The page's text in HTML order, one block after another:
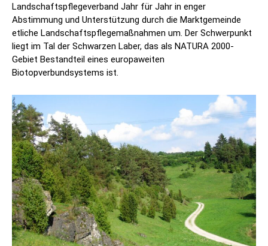
Landschaftspflegeverband Jahr für Jahr in enger
Abstimmung und Unterstützung durch die Marktgemeinde
etliche Landschaftspflegemaßnahmen um. Der Schwerpunkt
liegt im Tal der Schwarzen Laber, das als NATURA 2000-
Gebiet Bestandteil eines europaweiten
Biotopverbundsystems ist.